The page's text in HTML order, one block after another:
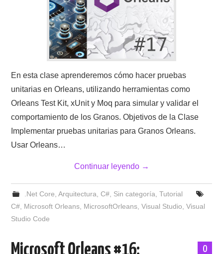
En esta clase aprenderemos cómo hacer pruebas
unitarias en Orleans, utilizando herramientas como
Orleans Test Kit, xUnit y Moq para simular y validar el
comportamiento de los Granos. Objetivos de la Clase
Implementar pruebas unitarias para Granos Orleans.
Usar Orleans…
Continuar leyendo →
.Net Core, Arquitectura, C#, Sin categoría, Tutorial
C#, Microsoft Orleans, MicrosoftOrleans,Visual Studio,Visual
Studio Code
0